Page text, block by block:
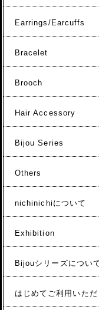
Earrings/Earcuffs
Bracelet
Brooch
Hair Accessory
Bijou Series
Others
nichinichiについて
Exhibition
Bijouシリーズについ
はじめてご利用いた